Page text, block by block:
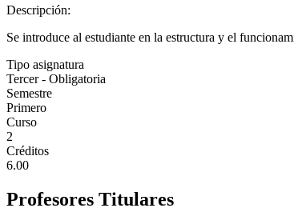
Descripción:
Se introduce al estudiante en la estructura y el
Tipo asignatura
Tercer - Obligatoria
Semestre
Primero
Curso
2
Créditos
6.00
Profesores Titulares